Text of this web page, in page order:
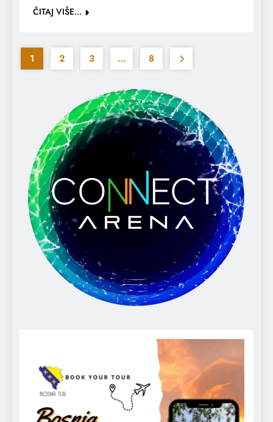
ČITAJ VIŠE...
1 2 3 … 8